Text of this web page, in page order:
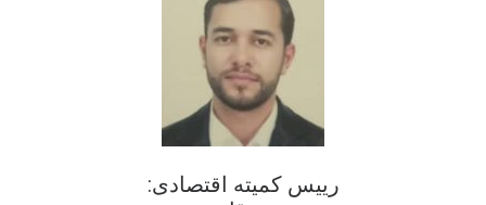
رییس کمیته اقتصادی: